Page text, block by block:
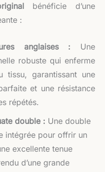
bénéficie d’une
:
anglaises : Une
robuste qui enferme
tissu, garantissant une
et une résistance
répétés.
double : Une double
intégrée pour offrir un
excellente tenue
d’une grande